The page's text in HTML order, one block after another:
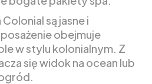
są jasne i
obejmuje
w stylu kolonialnym. Z
się widok na ocean lub